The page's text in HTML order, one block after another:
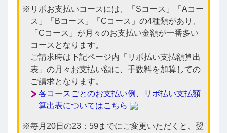
リボお支払いコースには、「Sコース」「Aコー
ス」「Bコース」「Cコース」の4種類があり、
「Cコース」が月々のお支払い金額が一番多い
コースとなります。
ご請求時は下記ページ内「リボ払い支払額算出
表」の月々お支払い額に、手数料を加算しての
ご請求となります。
各コースごとのお支払い例、リボ払い支払額
算出表についてはこちら
毎月20日の23：59までにご変更いただくと、翌